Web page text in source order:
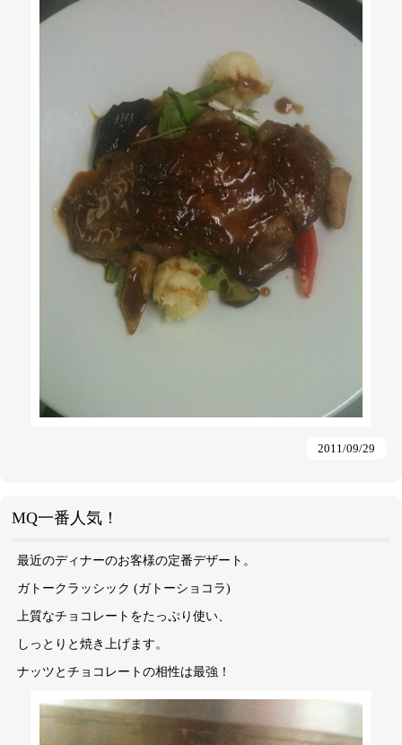
2011/09/29
MQ一番人気！
最近のディナーのお客様の定番デザート。
ガトークラッシック (ガトーショコラ)
上質なチョコレートをたっぷり使い、
しっとりと焼き上げます。
ナッツとチョコレートの相性は最強！